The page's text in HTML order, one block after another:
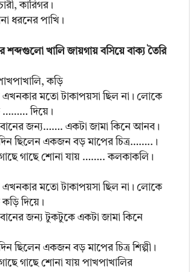
কারিগর।
ধরনের পাখি।
শব্দগুলো খালি জায়গায় বসিয়ে বাক্য তৈরি
কড়ি
মতো টাকাপয়সা ছিল না। লোকে
……… দিয়ে।
জন্য……. একটা জামা কিনে আনব।
ছিলেন একজন বড় মাপের চিত্র……..।
গাছে শোনা যায় …….. কলকাকলি।
মতো টাকাপয়সা ছিল না। লোকে
দিয়ে।
জন্য টুকটুকে একটা জামা কিনে
ছিলেন একজন বড় মাপের চিত্র শিল্পী।
গাছে শোনা যায় পাখপাখালির